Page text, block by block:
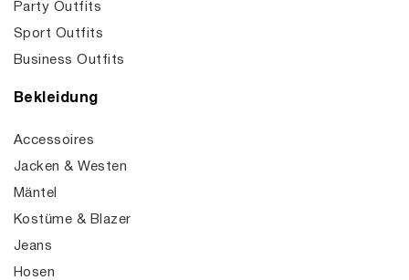
Party Outfits
Sport Outfits
Business Outfits
Bekleidung
Accessoires
Jacken & Westen
Mäntel
Kostüme & Blazer
Jeans
Hosen